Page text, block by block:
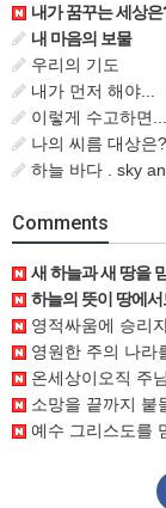
내가 꿈꾸는 세상
내 마음의 보물
우리의 기도
내가 먼저 해야...
이렇게 수고하면...
나의 씨름 대상은?
하늘 바다 . sky
Comments
새 하늘과 새 땅을
하늘의 뜻이 땅에
영적싸움에 승리자가되여 하나
영원한 주의 나라를
온세상이오직 주님의 말씀에순종
소망을 끝까지 붙
예수 그리스도를 믿고 기